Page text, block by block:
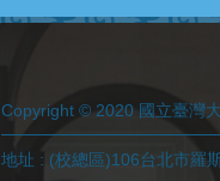
Copyright © 2020 國立臺灣
地址 : (校總區)106台北市羅